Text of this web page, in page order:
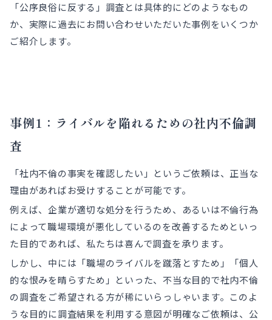
「公序良俗に反する」調査とは具体的にどのようなもの
か、実際に過去にお問い合わせいただいた事例をいくつか
ご紹介します。
事例1：ライバルを陥れるための社内不倫調
査
「社内不倫の事実を確認したい」というご依頼は、正当な
理由があればお受けすることが可能です。
例えば、企業が適切な処分を行うため、あるいは不倫行為
によって職場環境が悪化しているのを改善するためといっ
た目的であれば、私たちは喜んで調査を承ります。
しかし、中には「職場のライバルを蹴落とすため」「個人
的な恨みを晴らすため」といった、不当な目的で社内不倫
の調査をご希望される方が稀にいらっしゃいます。このよ
うな目的に調査結果を利用する意図が明確なご依頼は、公